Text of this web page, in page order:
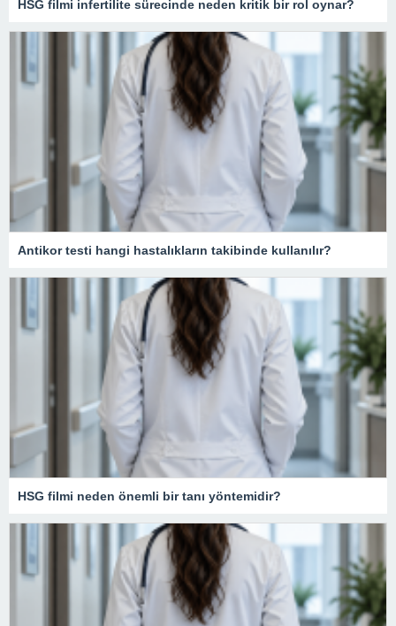
HSG filmi infertilite sürecinde neden kritik bir rol oynar?
Antikor testi hangi hastalıkların takibinde kullanılır?
HSG filmi neden önemli bir tanı yöntemidir?